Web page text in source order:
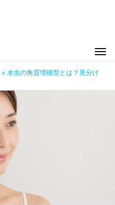
» 水虫の角質増殖型とは？見分け